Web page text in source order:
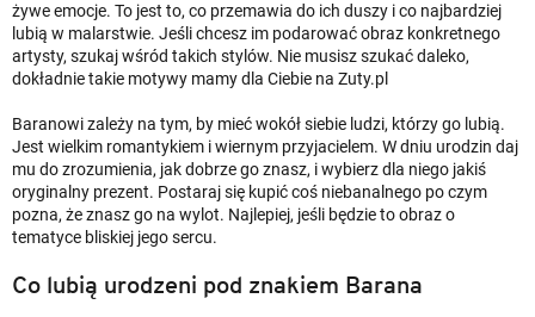
żywe emocje. To jest to, co przemawia do ich duszy i co najbardziej
lubią w malarstwie. Jeśli chcesz im podarować obraz konkretnego
artysty, szukaj wśród takich stylów. Nie musisz szukać daleko,
dokładnie takie motywy mamy dla Ciebie na Zuty.pl
Baranowi zależy na tym, by mieć wokół siebie ludzi, którzy go lubią.
Jest wielkim romantykiem i wiernym przyjacielem. W dniu urodzin daj
mu do zrozumienia, jak dobrze go znasz, i wybierz dla niego jakiś
oryginalny prezent. Postaraj się kupić coś niebanalnego po czym
pozna, że znasz go na wylot. Najlepiej, jeśli będzie to obraz o
tematyce bliskiej jego sercu.
Co lubią urodzeni pod znakiem Barana